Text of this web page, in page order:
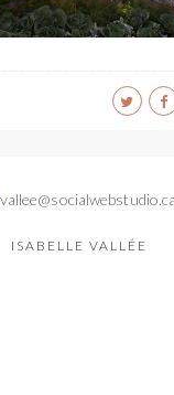
ISABELLE VALLÉE